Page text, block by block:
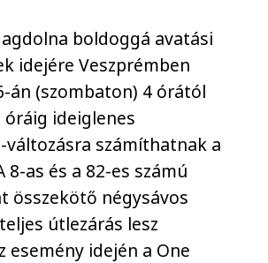
boldoggá avatási
idejére Veszprémben
án (szombaton) 4 órától
ideiglenes
számíthatnak a
8-as és a 82-es számú
összekötő négysávos
útlezárás lesz
esemény idején a One